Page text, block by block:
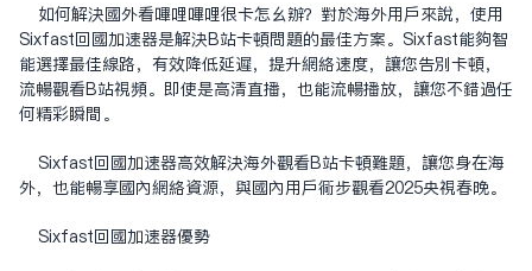
如何解决国外看哔哩哔哩很卡怎么办？对于海外用户来说，使用
Sixfast回国加速器是解决B站卡顿问题的最佳方案。Sixfast能够智
能选择最佳线路，有效降低延迟，提升网络速度，让您告别卡顿，
流畅观看B站视频。即使是高清直播，也能流畅播放，让您不错过任
何精彩瞬间。
Sixfast回国加速器高效解决海外观看B站卡顿难题，让您身在海
外，也能畅享国内网络资源，与国内用户同步观看2025央视春晚。
Sixfast回国加速器优势